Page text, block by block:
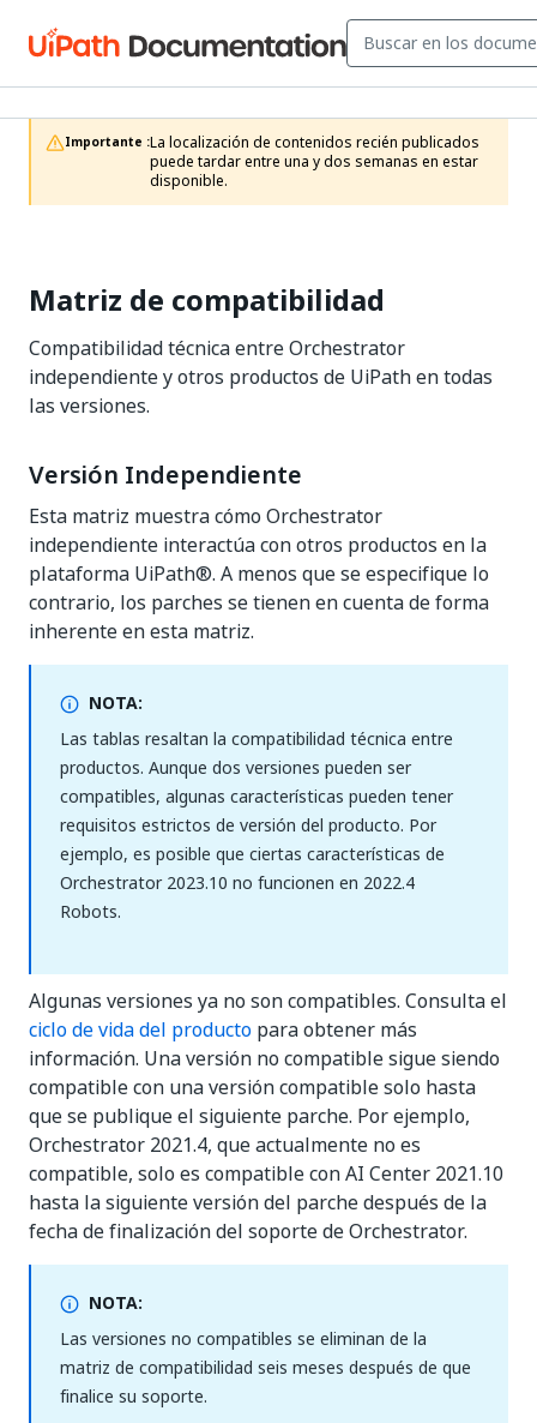
Importante :La localización de contenidos recién publicados
puede tardar entre una y dos semanas en estar
disponible.
Matriz de compatibilidad
Compatibilidad técnica entre Orchestrator
independiente y otros productos de UiPath en todas
las versiones.
Versión Independiente
Esta matriz muestra cómo Orchestrator
independiente interactúa con otros productos en la
plataforma UiPath®. A menos que se especifique lo
contrario, los parches se tienen en cuenta de forma
inherente en esta matriz.
NOTA:
Las tablas resaltan la compatibilidad técnica entre
productos. Aunque dos versiones pueden ser
compatibles, algunas características pueden tener
requisitos estrictos de versión del producto. Por
ejemplo, es posible que ciertas características de
Orchestrator 2023.10 no funcionen en 2022.4
Robots.
Algunas versiones ya no son compatibles. Consulta el
ciclo de vida del producto para obtener más
información. Una versión no compatible sigue siendo
compatible con una versión compatible solo hasta
que se publique el siguiente parche. Por ejemplo,
Orchestrator 2021.4, que actualmente no es
compatible, solo es compatible con AI Center 2021.10
hasta la siguiente versión del parche después de la
fecha de finalización del soporte de Orchestrator.
NOTA:
Las versiones no compatibles se eliminan de la
matriz de compatibilidad seis meses después de que
finalice su soporte.